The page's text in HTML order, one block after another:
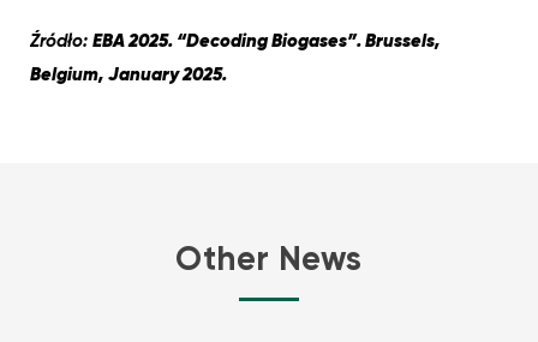
Źródło: EBA 2025. “Decoding Biogases”. Brussels,
Belgium, January 2025.
Other News